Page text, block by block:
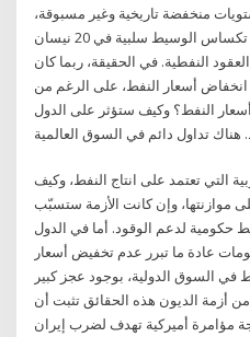
منخفضة تاريخية وغير مسبوقة،
حيث كانت العقود الآجلة لخام غرب تكساس الوسيط سلبية في 20 نيسان
النفطية. في الحقيقة، ربما كان
انخفاض أسعار النفط، على الرغم من
النفط؟ وكيف ستؤثر على الدول
هناك تداول دائم في السوق العالمية
التي تعتمد على انتاج النفط، وكيف
وإن كانت الأزمة ستسبّب
حكومية لدعم الوقود. أما في الدول
عادة ما تبرر عدم تخفيض أسعار
في السوق الدولية، بوجود عجز كبير
من أزمة الديون هذه الحقائق تثبت أن
مؤامرة أميركية تهدف لضرب إيران